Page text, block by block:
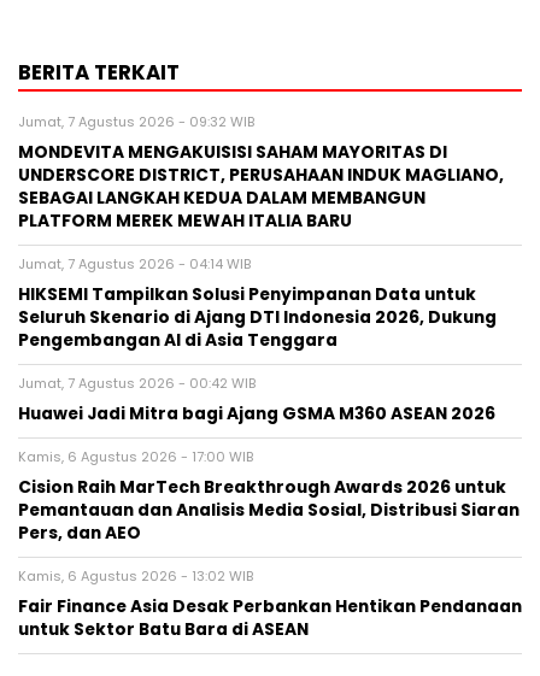
BERITA TERKAIT
Jumat, 7 Agustus 2026 - 09:32 WIB
MONDEVITA MENGAKUISISI SAHAM MAYORITAS DI
UNDERSCORE DISTRICT, PERUSAHAAN INDUK MAGLIANO,
SEBAGAI LANGKAH KEDUA DALAM MEMBANGUN
PLATFORM MEREK MEWAH ITALIA BARU
Jumat, 7 Agustus 2026 - 04:14 WIB
HIKSEMI Tampilkan Solusi Penyimpanan Data untuk
Seluruh Skenario di Ajang DTI Indonesia 2026, Dukung
Pengembangan AI di Asia Tenggara
Jumat, 7 Agustus 2026 - 00:42 WIB
Huawei Jadi Mitra bagi Ajang GSMA M360 ASEAN 2026
Kamis, 6 Agustus 2026 - 17:00 WIB
Cision Raih MarTech Breakthrough Awards 2026 untuk
Pemantauan dan Analisis Media Sosial, Distribusi Siaran
Pers, dan AEO
Kamis, 6 Agustus 2026 - 13:02 WIB
Fair Finance Asia Desak Perbankan Hentikan Pendanaan
untuk Sektor Batu Bara di ASEAN